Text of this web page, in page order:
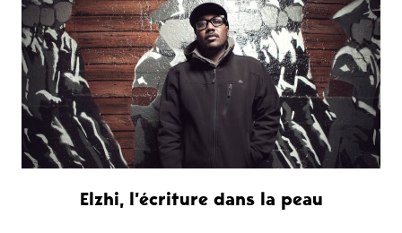
Elzhi, l’écriture dans la peau